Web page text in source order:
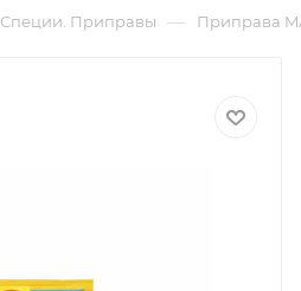
Специи. Приправы — Приправа